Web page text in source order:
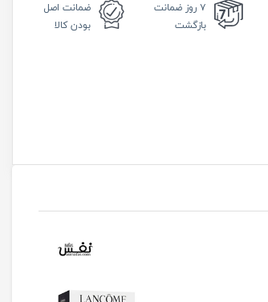
۷ روز
ضمانت
بازگشت
ضمانت اصل
بودن کالا